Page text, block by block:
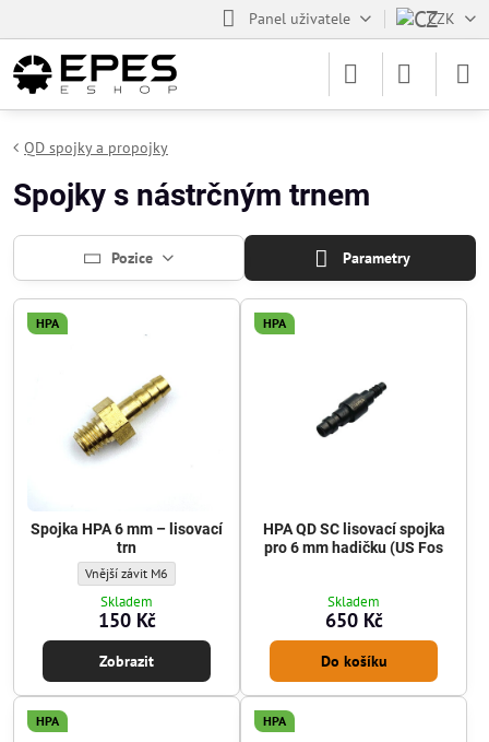
Panel uživatele CZK
QD spojky a propojky
Spojky s nástrčným trnem
Pozice Parametry
HPA
Spojka HPA 6 mm – lisovací
trn
Spojka HPA 6 mm – lisovací trn - Typ závitu:
Vnější závit M6
Skladem
150 Kč
Zobrazit
HPA
HPA QD SC lisovací spojka
pro 6 mm hadičku (US Fos
Skladem
650 Kč
Do košíku
HPA HPA